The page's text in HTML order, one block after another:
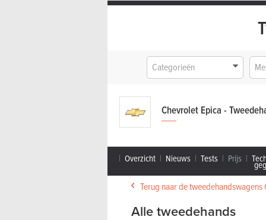
Categorieën
Chevrolet Epica -
Overzicht Nieuws Tests Prijs
Terug naar de tweedehandswagens
Alle tweedehands